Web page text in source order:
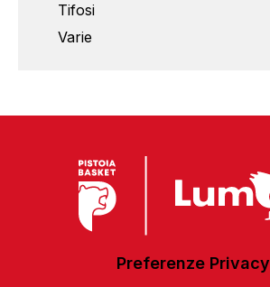
Tifosi
Varie
Preferenze Privacy